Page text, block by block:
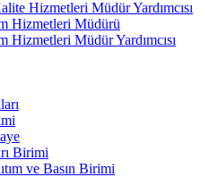
Hizmetleri Müdür Yardımcısı
Hizmetleri Müdürü
Hizmetleri Müdür Yardımcısı
Birimi
ve Basın Birimi